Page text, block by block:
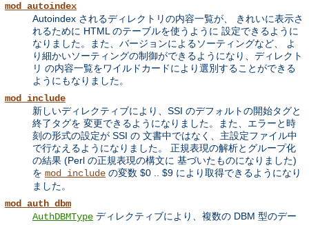
mod_autoindex
Autoindex されるディレクトリの内容一覧が、 きれいに表示さ
れるために HTML のテーブルを使うように 設定できるように
なりました。また、バージョンによるソーティングなど、 よ
り細かいソーティングの制御ができるようになり、ディレクト
リ の内容一覧をワイルドカードにより選別することができる
ようにもなりました。
mod_include
新しいディレクティブにより、SSI のデフォルトの開始タグと
終了タグを 変更できるようになりました。また、エラーと時
刻の形式の設定が SSI の 文書中ではなく、主設定ファイル中
で行なえるようになりました。 正規表現の解析とグループ化
の結果 (Perl の正規表現の構文に 基づいたものになりました)
を mod_include の変数 $0 .. $9 により取得できるようになり
ました。
mod_auth_dbm
AuthDBMType ディレクティブにより、複数の DBM 型のデー